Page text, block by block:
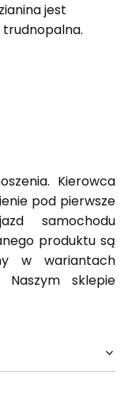
jest
Kierowca
pod pierwsze
samochodu
produktu są
w wariantach
sklepie